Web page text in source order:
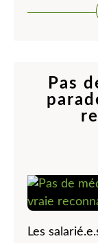
Pas
Les